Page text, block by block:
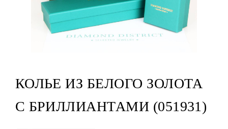
КОЛЬЕ ИЗ БЕЛОГО ЗОЛОТА
С БРИЛЛИАНТАМИ (051931)